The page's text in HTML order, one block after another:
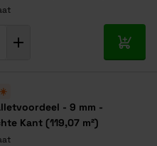
In
- 9 mm -
Kant (119,07 m²)